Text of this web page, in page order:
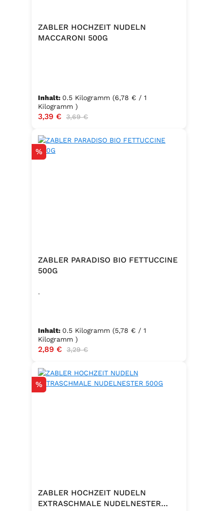
ZABLER HOCHZEIT NUDELN
MACCARONI 500G
Inhalt: 0.5 Kilogramm (6,78 € / 1
Kilogramm )
Verkaufspreis:
3,39 € Regulärer Preis:
3,69 €
Rabatt
%
ZABLER PARADISO BIO FETTUCCINE
500G
.
Inhalt: 0.5 Kilogramm (5,78 € / 1
Kilogramm )
Verkaufspreis:
2,89 € Regulärer Preis:
3,29 €
Rabatt
%
ZABLER HOCHZEIT NUDELN
EXTRASCHMALE NUDELNESTER